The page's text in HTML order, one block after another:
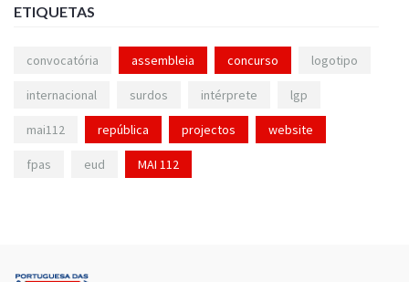
ETIQUETAS
convocatória assembleia concurso logotipo
internacional surdos intérprete lgp
mai112 república projectos website
fpas eud MAI 112